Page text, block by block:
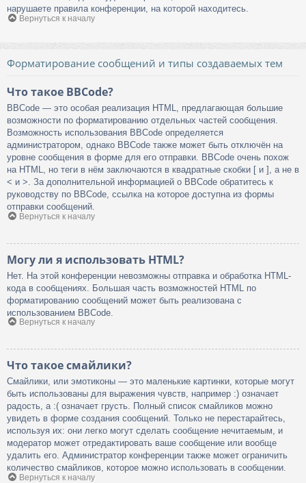
нарушаете правила конференции, на которой находитесь.
Вернуться к началу
Форматирование сообщений и типы создаваемых тем
Что такое BBCode?
BBCode — это особая реализация HTML, предлагающая большие
возможности по форматированию отдельных частей сообщения.
Возможность использования BBCode определяется
администратором, однако BBCode также может быть отключён на
уровне сообщения в форме для его отправки. BBCode очень похож
на HTML, но теги в нём заключаются в квадратные скобки [ и ], а не в
< и >. За дополнительной информацией о BBCode обратитесь к
руководству по BBCode, ссылка на которое доступна из формы
отправки сообщений.
Вернуться к началу
Могу ли я использовать HTML?
Нет. На этой конференции невозможны отправка и обработка HTML-
кода в сообщениях. Большая часть возможностей HTML по
форматированию сообщений может быть реализована с
использованием BBCode.
Вернуться к началу
Что такое смайлики?
Смайлики, или эмотиконы — это маленькие картинки, которые могут
быть использованы для выражения чувств, например :) означает
радость, а :( означает грусть. Полный список смайликов можно
увидеть в форме создания сообщений. Только не перестарайтесь,
используя их: они легко могут сделать сообщение нечитаемым, и
модератор может отредактировать ваше сообщение или вообще
удалить его. Администратор конференции также может ограничить
количество смайликов, которое можно использовать в сообщении.
Вернуться к началу